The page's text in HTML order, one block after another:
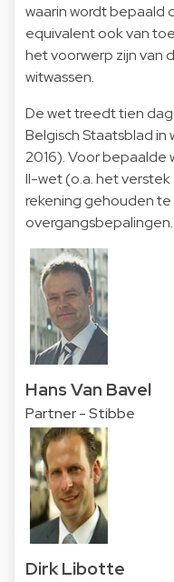
waarin wordt bepaald
equivalent ook van
het voorwerp zijn van
witwassen.
De wet treedt tien
Belgisch Staatsblad in
2016). Voor bepaalde
II-wet (o.a. het
rekening gehouden
overgangsbepalingen.
Hans Van Bavel
Partner - Stibbe
Dirk Libotte